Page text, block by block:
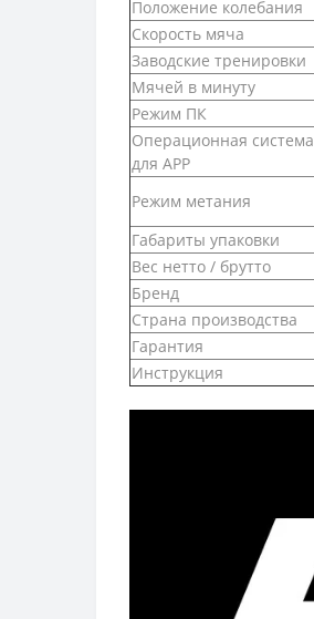
Положение колебания
Скорость мяча
Заводские тренировки
Мячей в минуту
Режим ПК
Операционная система
для APP
Режим метания
Габариты упаковки
Вес нетто / брутто
Бренд
Страна производства
Гарантия
Инструкция